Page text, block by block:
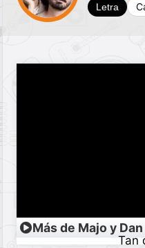
Letra
Tan
Más de Majo y Dan